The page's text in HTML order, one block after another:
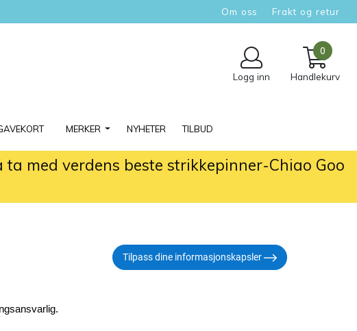
Om oss Frakt og retur
Logg inn
0
Handlekurv
MERKER NYHETER TILBUD
med verdens beste strikkepinner-Chiao Goo
Tilpass dine informasjonskapsler